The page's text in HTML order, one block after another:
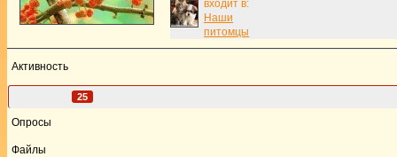
входит в:
Наши
питомцы
Активность
25
Опросы
Файлы